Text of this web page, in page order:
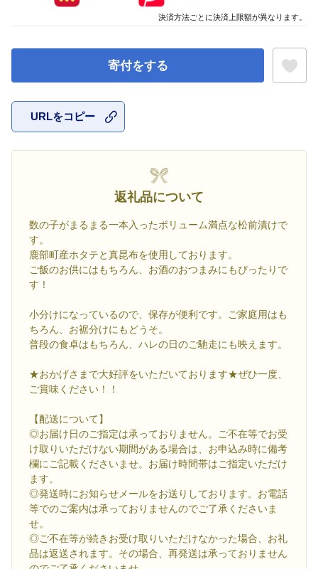
寄付をする
URLをコピー
返礼品について
数の子がまるまる一本入ったボリューム満点な松前漬けで
す。
鹿部町産ホタテと真昆布を使用しております。
ご飯のお供にはもちろん、お酒のおつまみにもぴったりで
す！
小分けになっているので、保存が便利です。ご家庭用はも
ちろん、お裾分けにもどうそ。
普段の食卓はもちろん、ハレの日のご馳走にも映えます。
★おかげさまで大好評をいただいております★ぜひ一度、
ご賞味ください！！
【配送について】
◎お届け日のご指定は承っておりません。ご不在等でお受
け取りいただけない期間がある場合は、お申込み時に備考
欄にご記載くださいませ。お届け時間帯はご指定いただけ
ます。
◎発送時にお知らせメールをお送りしております。お電話
等でのご案内は承っておりませんのでご了承くださいま
せ。
◎ご不在等が続きお受け取りいただけなかった場合、お礼
品は返送されます。その場合、再発送は承っておりません
決済方法ごとに決済上限額が異なります。